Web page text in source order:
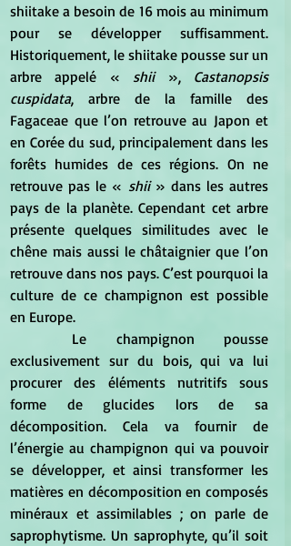
shiitake a besoin de 16 mois au minimum
pour se développer suffisamment.
Historiquement, le shiitake pousse sur un
arbre appelé « shii », Castanopsis
cuspidata, arbre de la famille des
Fagaceae que l’on retrouve au Japon et
en Corée du sud, principalement dans les
forêts humides de ces régions. On ne
retrouve pas le « shii » dans les autres
pays de la planète. Cependant cet arbre
présente quelques similitudes avec le
chêne mais aussi le châtaignier que l’on
retrouve dans nos pays. C’est pourquoi la
culture de ce champignon est possible
en Europe.
exclusivement sur du bois, qui va lui
procurer des éléments nutritifs sous
forme de glucides lors de sa
décomposition. Cela va fournir de
l’énergie au champignon qui va pouvoir
se développer, et ainsi transformer les
matières en décomposition en composés
minéraux et assimilables ; on parle de
saprophytisme. Un saprophyte, qu’il soit